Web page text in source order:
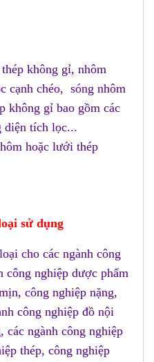
không gỉ, nhôm
cạnh chéo, sóng nhôm
không gỉ bao gồm các
diện tích lọc...
hoặc lưới thép
sử dụng
cho các ngành công
công nghiệp dược phẩm
công nghiệp nặng,
công nghiệp đồ nội
các ngành công nghiệp
thép, công nghiệp